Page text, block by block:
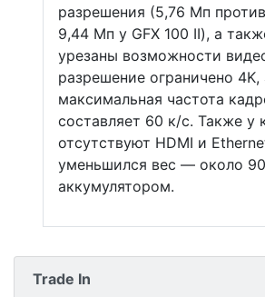
разрешения (5,76 Мп
9,44 Мп у GFX 100 II), а
урезаны возможности
разрешение ограничено 4K,
максимальная частота
составляет 60 к/с. Также у
отсутствуют HDMI и
уменьшился вес — около
аккумулятором.
Trade In